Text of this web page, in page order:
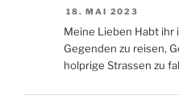
18. MAI 2023
Meine Lieben Habt ihr
Gegenden zu reisen,
holprige Strassen zu